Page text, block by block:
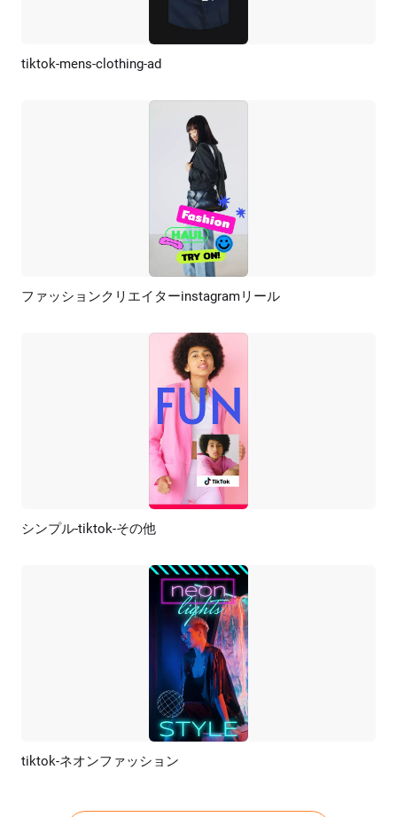
プレビュー
tiktok-mens-clothing-ad
プレビュー AI再生成
ファッションクリエイターinstagramリール
プレビュー
シンプル-tiktok-その他
プレビュー
tiktok-ネオンファッション